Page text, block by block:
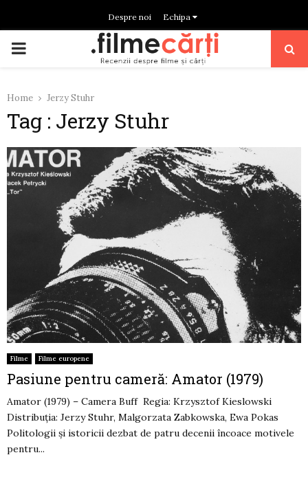
Despre noi Echipa
PRIMARY
Home Jerzy Stuhr
Tag : Jerzy Stuhr
Filme Filme europene
Pasiune pentru cameră: Amator (1979)
Amator (1979) – Camera Buff Regia: Krzysztof Kieslowski
Distribuția: Jerzy Stuhr, Malgorzata Zabkowska, Ewa Pokas
Politologii și istoricii dezbat de patru decenii încoace motivele
pentru...